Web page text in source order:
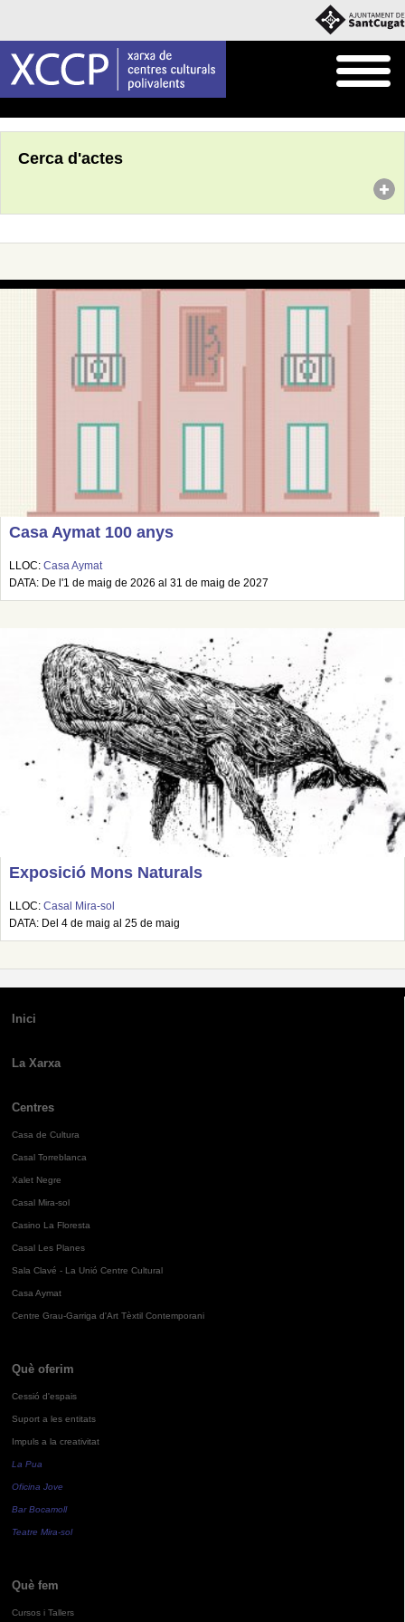
Cerca d'actes
Casa Aymat 100 anys
LLOC: Casa Aymat
DATA: De l'1 de maig de 2026 al 31 de maig de 2027
Exposició Mons Naturals
LLOC: Casal Mira-sol
DATA: Del 4 de maig al 25 de maig
Inici
La Xarxa
Centres
Casa de Cultura
Casal Torreblanca
Xalet Negre
Casal Mira-sol
Casino La Floresta
Casal Les Planes
Sala Clavé - La Unió Centre Cultural
Casa Aymat
Centre Grau-Garriga d'Art Tèxtil Contemporani
Què oferim
Cessió d'espais
Suport a les entitats
Impuls a la creativitat
La Pua
Oficina Jove
Bar Bocamoll
Teatre Mira-sol
Què fem
Cursos i Tallers